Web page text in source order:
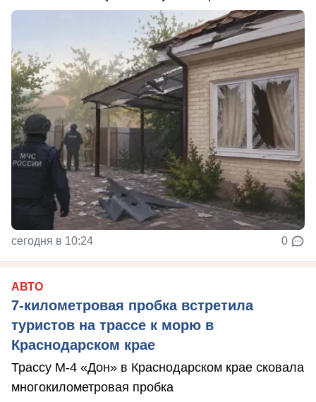
сегодня в 10:24 0
АВТО
7-километровая пробка встретила
туристов на трассе к морю в
Краснодарском крае
Трассу М-4 «Дон» в Краснодарском крае сковала
многокилометровая пробка